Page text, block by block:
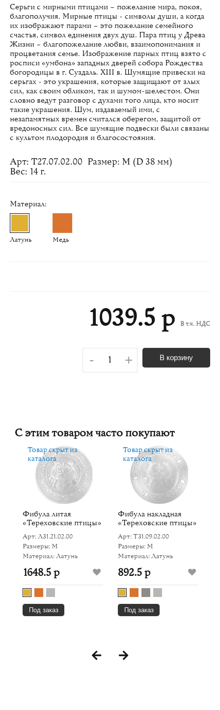
Серьги с мирными птицами – пожелание мира, покоя,
благополучия. Мирные птицы - символы души, а когда
их изображают парами – это пожелание семейного
счастья, символ единения двух душ. Пара птиц у Древа
Жизни – благопожелание любви, взаимопонимания и
процветания семье. Изображение парных птиц взято с
росписи «умбона» западных дверей собора Рождества
богородицы в г. Суздаль. XIII в. Шумящие привески на
серьгах - это украшения, которые защищают от злых
сил, как своим обликом, так и шумом-шелестом. Они
словно ведут разговор с духами того лица, кто носит
такие украшения. Шум, издаваемый ими, с
незапамятных времен считался оберегом, защитой от
вредоносных сил. Все шумящие подвески были связаны
с культом плодородия и благосостояния.
Арт: Т27.07.02.00 Размер: M (D 38 мм)
Вес: 14 г.
Материал:
Латунь Медь
1039.5 р В т.ч. НДС
- + В корзину
С этим товаром часто покупают
Товар скрыт из
каталога
Фибула литая
«Тереховские птицы»
Арт: Л31.21.02.00
Размеры: M
Материал: Латунь
1648.5 р
Под заказ
Товар скрыт из
каталога
Фибула накладная
«Тереховские птицы»
Арт: Т31.09.02.00
Размеры: M
Материал: Латунь
892.5 р
Под заказ